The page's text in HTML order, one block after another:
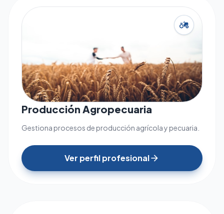
agriculture
Producción Agropecuaria
Gestiona procesos de producción agrícola y pecuaria.
Ver perfil profesionalarrow_forward